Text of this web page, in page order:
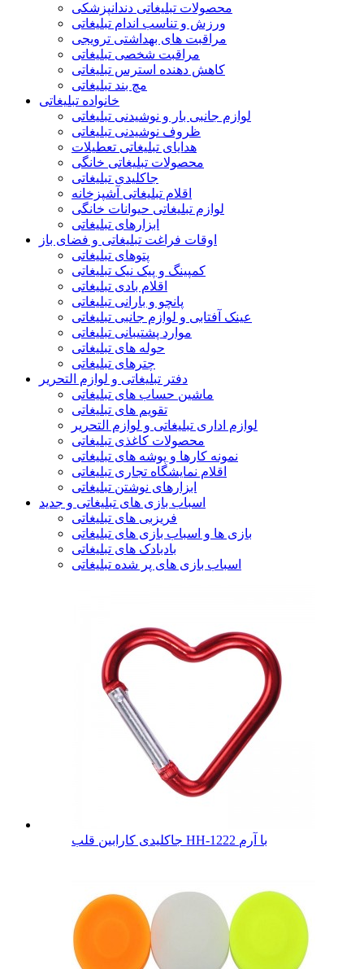
محصولات تبلیغاتی دندانپزشکی
ورزش و تناسب اندام تبلیغاتی
مراقبت های بهداشتی ترویجی
مراقبت شخصی تبلیغاتی
کاهش دهنده استرس تبلیغاتی
مچ بند تبلیغاتی
خانواده تبلیغاتی
لوازم جانبی بار و نوشیدنی تبلیغاتی
ظروف نوشیدنی تبلیغاتی
هدایای تبلیغاتی تعطیلات
محصولات تبلیغاتی خانگی
جاکلیدی تبلیغاتی
اقلام تبلیغاتی آشپزخانه
لوازم تبلیغاتی حیوانات خانگی
ابزارهای تبلیغاتی
اوقات فراغت تبلیغاتی و فضای باز
پتوهای تبلیغاتی
کمپینگ و پیک نیک تبلیغاتی
اقلام بادی تبلیغاتی
پانچو و بارانی تبلیغاتی
عینک آفتابی و لوازم جانبی تبلیغاتی
موارد پشتیبانی تبلیغاتی
حوله های تبلیغاتی
چترهای تبلیغاتی
دفتر تبلیغاتی و لوازم التحریر
ماشین حساب های تبلیغاتی
تقویم های تبلیغاتی
لوازم اداری تبلیغاتی و لوازم التحریر
محصولات کاغذی تبلیغاتی
نمونه کارها و پوشه های تبلیغاتی
اقلام نمایشگاه تجاری تبلیغاتی
ابزارهای نوشتن تبلیغاتی
اسباب بازی های تبلیغاتی و جدید
فریزبی های تبلیغاتی
بازی ها و اسباب بازی های تبلیغاتی
بادبادک های تبلیغاتی
اسباب بازی های پر شده تبلیغاتی
جاکلیدی کارابین قلب HH-1222 با آرم